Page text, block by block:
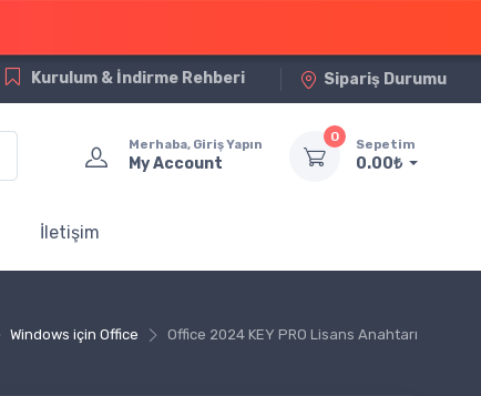
Kurulum & İndirme Rehberi Sipariş Durumu
Merhaba, Giriş Yapın
My Account
0
Sepetim
0.00₺
İletişim
Windows için Office Office 2024 KEY PRO Lisans Anahtarı